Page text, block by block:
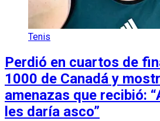
Tenis
Perdió en cuartos de
1000 de Canadá y
amenazas que recibió:
les daría asco”